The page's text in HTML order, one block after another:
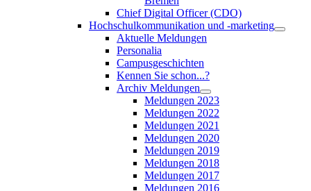
Chief Digital Officer (CDO)
Hochschulkommunikation und -marketing
Aktuelle Meldungen
Personalia
Campusgeschichten
Kennen Sie schon...?
Archiv Meldungen
Meldungen 2023
Meldungen 2022
Meldungen 2021
Meldungen 2020
Meldungen 2019
Meldungen 2018
Meldungen 2017
Meldungen 2016